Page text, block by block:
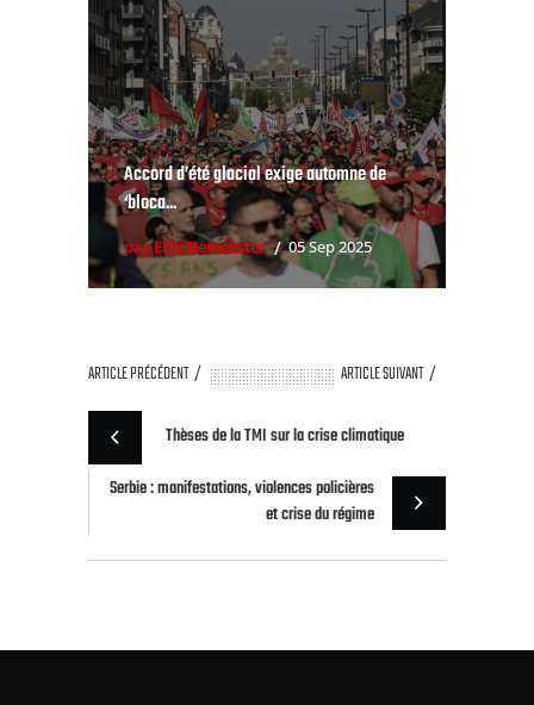
Accord d’été glacial exige automne de
‘bloca...
par Erik Demeester 05 Sep 2025
ARTICLE PRÉCÉDENT ARTICLE SUIVANT
Thèses de la TMI sur la crise climatique
Serbie : manifestations, violences policières
et crise du régime